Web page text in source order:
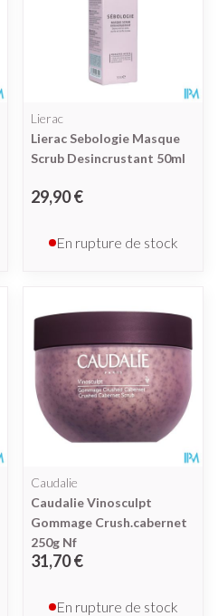
Lierac
Lierac Sebologie Masque
Scrub Desincrustant 50ml
29,90 €
En rupture de stock
Caudalie
Caudalie Vinosculpt
Gommage Crush.cabernet
250g Nf
31,70 €
En rupture de stock